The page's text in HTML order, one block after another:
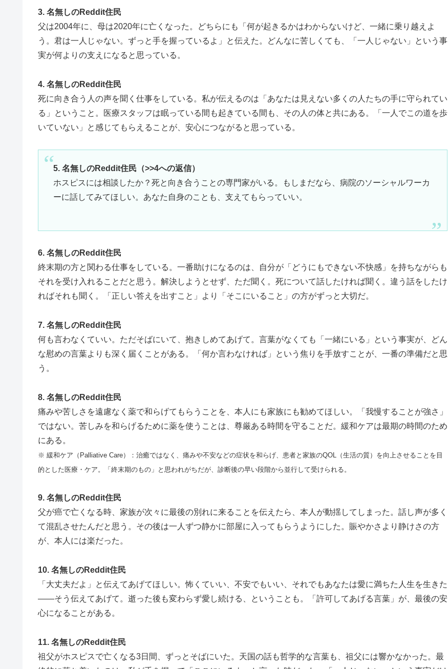
3. 名無しのReddit住民
父は2004年に、母は2020年に亡くなった。どちらにも「何が起きるかはわからないけど、一緒に乗り越えよ
う。君は一人じゃない。ずっと手を握っているよ」と伝えた。どんなに苦しくても、「一人じゃない」という事
実が何よりの支えになると思っている。
4. 名無しのReddit住民
死に向き合う人の声を聞く仕事をしている。私が伝えるのは「あなたは見えない多くの人たちの手に守られてい
る」ということ。医療スタッフは眠っている間も起きている間も、その人の体と共にある。「一人でこの道を歩
いていない」と感じてもらえることが、安心につながると思っている。
5. 名無しのReddit住民（>>4への返信）
ホスピスには相談したか？死と向き合うことの専門家がいる。もしまだなら、病院のソーシャルワーカ
ーに話してみてほしい。あなた自身のことも、支えてもらっていい。
6. 名無しのReddit住民
終末期の方と関わる仕事をしている。一番助けになるのは、自分が「どうにもできない不快感」を持ちながらも
それを受け入れることだと思う。解決しようとせず、ただ聞く。死について話したければ聞く。違う話をしたけ
ればそれも聞く。「正しい答えを出すこと」より「そこにいること」の方がずっと大切だ。
7. 名無しのReddit住民
何も言わなくていい。ただそばにいて、抱きしめてあげて。言葉がなくても「一緒にいる」という事実が、どん
な慰めの言葉よりも深く届くことがある。「何か言わなければ」という焦りを手放すことが、一番の準備だと思
う。
8. 名無しのReddit住民
痛みや苦しさを遠慮なく薬で和らげてもらうことを、本人にも家族にも勧めてほしい。「我慢することが強さ」
ではない。苦しみを和らげるために薬を使うことは、尊厳ある時間を守ることだ。緩和ケアは最期の時間のため
にある。
※ 緩和ケア（Palliative Care）：治癒ではなく、痛みや不安などの症状を和らげ、患者と家族のQOL（生活の質）を向上させることを目
的とした医療・ケア。「終末期のもの」と思われがちだが、診断後の早い段階から並行して受けられる。
9. 名無しのReddit住民
父が癌で亡くなる時、家族が次々に最後の別れに来ることを伝えたら、本人が動揺してしまった。話し声が多く
て混乱させたんだと思う。その後は一人ずつ静かに部屋に入ってもらうようにした。賑やかさより静けさの方
が、本人には楽だった。
10. 名無しのReddit住民
「大丈夫だよ」と伝えてあげてほしい。怖くていい、不安でもいい、それでもあなたは愛に満ちた人生を生きた
——そう伝えてあげて。逝った後も変わらず愛し続ける、ということも。「許可してあげる言葉」が、最後の安
心になることがある。
11. 名無しのReddit住民
祖父がホスピスで亡くなる3日間、ずっとそばにいた。天国の話も哲学的な言葉も、祖父には響かなかった。最